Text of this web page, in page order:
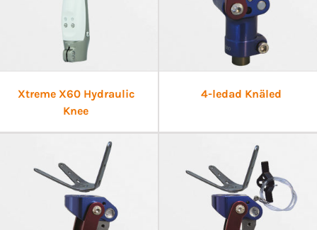
Xtreme X60 Hydraulic
Knee
4-ledad Knäled